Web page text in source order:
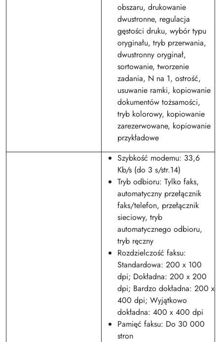
obszaru, drukowanie
dwustronne, regulacja
gęstości druku, wybór typu
oryginału, tryb przerwania,
dwustronny oryginał,
sortowanie, tworzenie
zadania, N na 1, ostrość,
usuwanie ramki, kopiowanie
dokumentów tożsamości,
tryb kolorowy, kopiowanie
zarezerwowane, kopiowanie
przykładowe
Szybkość modemu: 33,6
Kb/s (do 3 s/str.14)
Tryb odbioru: Tylko faks,
automatyczny przełącznik
faks/telefon, przełącznik
sieciowy, tryb
automatycznego odbioru,
tryb ręczny
Rozdzielczość faksu:
Standardowa: 200 x 100
dpi; Dokładna: 200 x 200
dpi; Bardzo dokładna: 200 x
400 dpi; Wyjątkowo
dokładna: 400 x 400 dpi
Pamięć faksu: Do 30 000
stron